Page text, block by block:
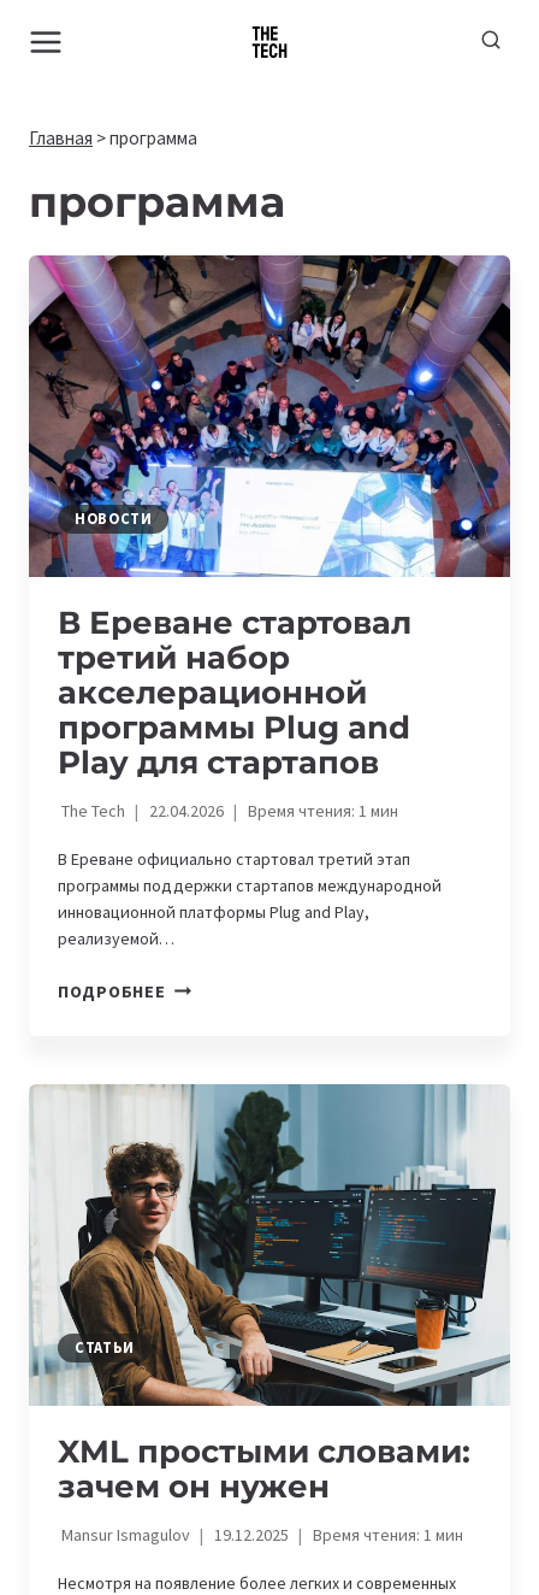
Главная >программа
программа
НОВОСТИ
В Ереване стартовал
третий набор
акселерационной
программы Plug and
Play для стартапов
The Tech 22.04.2026 Время чтения: 1мин
В Ереване официально стартовал третий этап
программы поддержки стартапов международной
инновационной платформы Plug and Play,
реализуемой…
ПОДРОБНЕЕ В
НАБОР
АКСЕЛЕРАЦИОННОЙ
ПРОГРАММЫ
PLUG
AND
PLAY
ДЛЯ
СТАРТАПОВ
СТАТЬИ
XML простыми словами:
зачем он нужен
Mansur Ismagulov 19.12.2025 Время чтения: 1мин
Несмотря на появление более легких и современных